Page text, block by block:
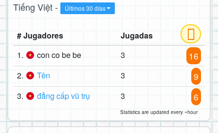
Tiếng Việt - Últimos 30 días
# Jugadores
Jugadas
1.
con co be be 3 16
2. Tên 3 9
3. đẳng cấp vũ trụ 3 6
Statistics are updated every ~hour